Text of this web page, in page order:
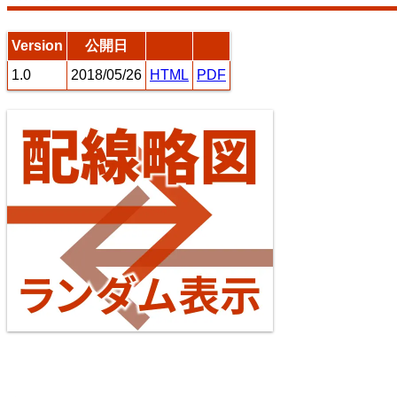
常磐線（上野～いわき）
Version
公開日
1.0
2018/05/26 HTML PDF